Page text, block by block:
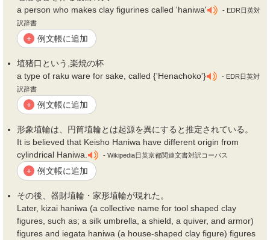
a person who makes clay figurines called 'haniwa'
- EDR日英対
訳辞書
+ 例文帳に追加
埴猪口という,楽焼の杯
a type of raku ware for sake, called {'Henachoko'}
- EDR日英対
訳辞書
+ 例文帳に追加
形象埴輪は、円筒埴輪とは起源を異にすると推定されている。
It is believed that Keisho Haniwa have different origin from
cylindrical Haniwa.
- Wikipedia日英京都関連文書対訳コーパス
+ 例文帳に追加
その後、器財埴輪・家形埴輪が現れた。
Later, kizai haniwa (a collective name for tool shaped clay
figures, such as; a silk umbrella, a shield, a quiver, and armor)
figures and iegata haniwa (a house-shaped clay figure) figures